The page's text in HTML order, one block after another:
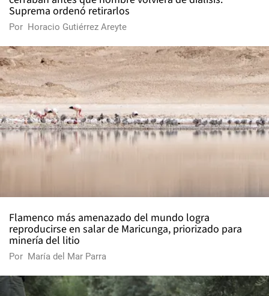
Suprema ordenó retirarlos
Por Horacio Gutiérrez Areyte
Flamenco más amenazado del mundo logra
reproducirse en salar de Maricunga, priorizado para
minería del litio
Por María del Mar Parra